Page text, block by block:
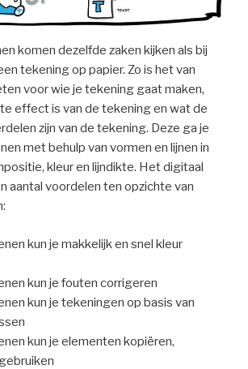
komen dezelfde zaken kijken als bij
tekening op papier. Zo is het van
voor wie je tekening gaat maken,
effect is van de tekening en wat de
zijn van de tekening. Deze ga je
met behulp van vormen en lijnen in
kleur en lijndikte. Het digitaal
aantal voordelen ten opzichte van
kun je makkelijk en snel kleur
kun je fouten corrigeren
kun je tekeningen op basis van
kun je elementen kopiëren,